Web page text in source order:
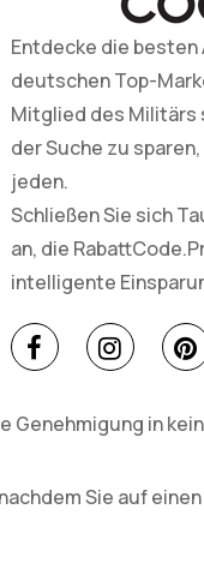
Entdecke die
deutschen Top-
Mitglied des Militärs
der Suche zu
jeden.
Schließen Sie sich
an, die
intelligente
Genehmigung in
Sie auf